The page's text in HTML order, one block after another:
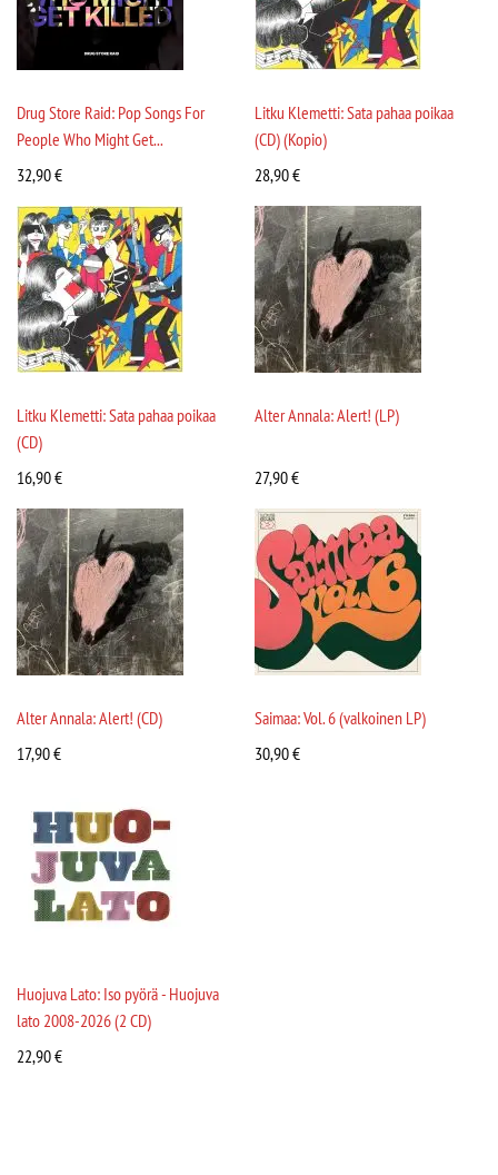
Drug Store Raid: Pop Songs For
People Who Might Get...
32,90€
Litku Klemetti: Sata pahaa poikaa
(CD) (Kopio)
28,90€
Litku Klemetti: Sata pahaa poikaa
(CD)
16,90€
Alter Annala: Alert! (LP)
27,90€
Alter Annala: Alert! (CD)
17,90€
Saimaa: Vol. 6 (valkoinen LP)
30,90€
Huojuva Lato: Iso pyörä - Huojuva
lato 2008-2026 (2 CD)
22,90€